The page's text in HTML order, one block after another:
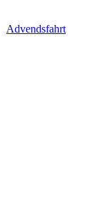
Advendsfahrt